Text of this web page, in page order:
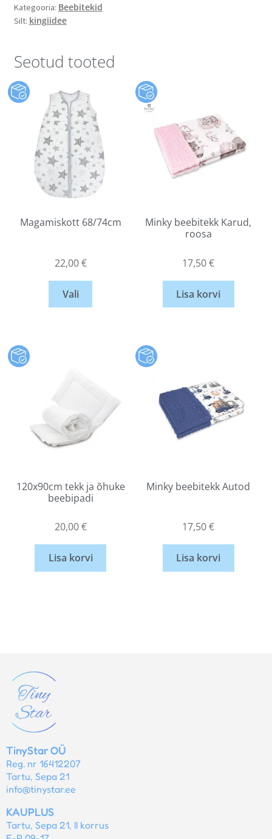
Kategooria: Beebitekid
Silt: kingiidee
Seotud tooted
Magamiskott 68/74cm
22,00€
Vali
Minky beebitekk Karud,
roosa
17,50€
Lisa korvi
120x90cm tekk ja õhuke
beebipadi
20,00€
Lisa korvi
Minky beebitekk Autod
17,50€
Lisa korvi
TinyStar OÜ
Reg. nr 16412207
Tartu, Sepa 21
info@tinystar.ee
KAUPLUS
Tartu, Sepa 21, II korrus